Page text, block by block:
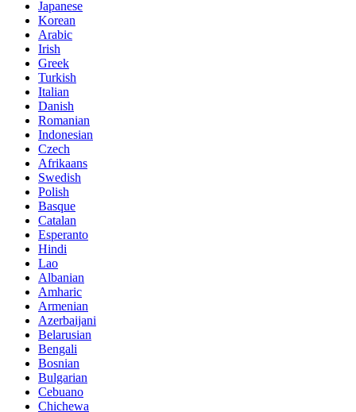
Japanese
Korean
Arabic
Irish
Greek
Turkish
Italian
Danish
Romanian
Indonesian
Czech
Afrikaans
Swedish
Polish
Basque
Catalan
Esperanto
Hindi
Lao
Albanian
Amharic
Armenian
Azerbaijani
Belarusian
Bengali
Bosnian
Bulgarian
Cebuano
Chichewa